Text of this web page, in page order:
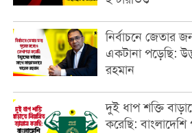
নির্বাচনে জেতার
একটানা পড়েছি:
রহমান
দুই ধাপ শক্তি
করেছি: বাংলাদেশি